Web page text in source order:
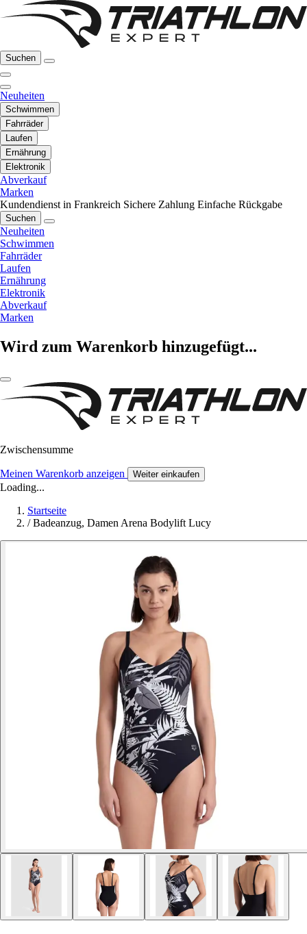
Suchen
Neuheiten
Schwimmen
Fahrräder
Laufen
Ernährung
Elektronik
Abverkauf
Marken
Kundendienst in Frankreich Sichere Zahlung Einfache Rückgabe
Suchen
Neuheiten
Schwimmen
Fahrräder
Laufen
Ernährung
Elektronik
Abverkauf
Marken
Wird zum Warenkorb hinzugefügt...
Zwischensumme
Meinen Warenkorb anzeigen Weiter einkaufen
Loading...
Startseite
/ Badeanzug, Damen Arena Bodylift Lucy